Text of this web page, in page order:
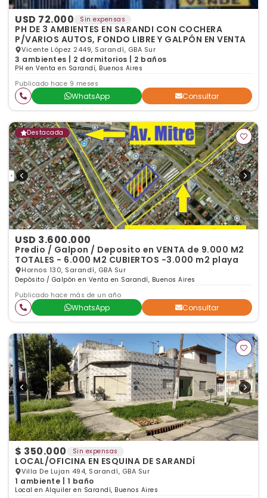
USD 72.000 Sin expensas
PH DE 3 AMBIENTES EN SARANDI CON COCHERA
P/VARIOS AUTOS, FONDO LIBRE Y GALPÓN EN VENTA
Vicente López 2449, Sarandí, GBA Sur
3 ambientes | 2 dormitorios | 2 baños
PH en Venta en Sarandí, Buenos Aires
Publicado hace 9 meses
WhatsApp Consultar
Destacada
USD 3.600.000
Predio / Galpon / Deposito en VENTA de 9.000 M2
TOTALES - 6.000 M2 CUBIERTOS -3.000 m2 playa
Hornos 130, Sarandí, GBA Sur
Depósito / Galpón en Venta en Sarandí, Buenos Aires
Publicado hace más de un año
WhatsApp Consultar
$ 350.000 Sin expensas
LOCAL/OFICINA EN ESQUINA DE SARANDÍ
Villa De Lujan 494, Sarandí, GBA Sur
1 ambiente | 1 baño
Local en Alquiler en Sarandí, Buenos Aires